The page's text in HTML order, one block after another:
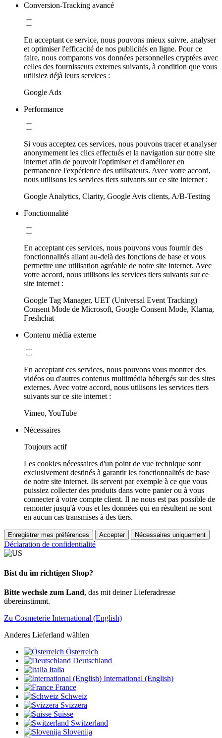
Conversion-Tracking avancé
En acceptant ce service, nous pouvons mieux suivre, analyser
et optimiser l'efficacité de nos publicités en ligne. Pour ce
faire, nous comparons vos données personnelles cryptées avec
celles des fournisseurs externes suivants, à condition que vous
utilisiez déjà leurs services :
Google Ads
Performance
Si vous acceptez ces services, nous pouvons tracer et analyser
anonymement les clics effectués et la navigation sur notre site
internet afin de pouvoir l'optimiser et d'améliorer en
permanence l'expérience des utilisateurs. Avec votre accord,
nous utilisons les services tiers suivants sur ce site internet :
Google Analytics, Clarity, Google Avis clients, A/B-Testing
Fonctionnalité
En acceptant ces services, nous pouvons vous fournir des
fonctionnalités allant au-delà des fonctions de base et vous
permettre une utilisation agréable de notre site internet. Avec
votre accord, nous utilisons les services tiers suivants sur ce
site internet :
Google Tag Manager, UET (Universal Event Tracking)
Consent Mode de Microsoft, Google Consent Mode, Klarna,
Freshchat
Contenu média externe
En acceptant ces services, nous pouvons vous montrer des
vidéos ou d'autres contenus multimédia hébergés sur des sites
externes. Avec votre accord, nous utilisons les services tiers
suivants sur ce site internet :
Vimeo, YouTube
Nécessaires
Toujours actif
Les cookies nécessaires d'un point de vue technique sont
exclusivement destinés à garantir les fonctionnalités de base
de notre site internet. Ils servent par exemple à ce que vous
puissiez collecter des produits dans votre panier ou à vous
connecter à votre compte client. Il ne nous est pas possible de
remonter jusqu'à vous et les données qui en résultent ne sont
en aucun cas transmises à des tiers.
Enregistrer mes préférences Accepter Nécessaires uniquement
Déclaration de confidentialité
Bist du im richtigen Shop?
Bitte wechsle zum Land, das mit deiner Lieferadresse
übereinstimmt.
Zu Cosmeterie International (English)
Anderes Lieferland wählen
Österreich
Deutschland
Italia
International (English)
France
Schweiz
Svizzera
Suisse
Switzerland
Slovenija